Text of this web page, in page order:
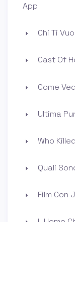
App
Chi Ti
Cast Of
Come
Ultima
Who
Quali
Film Con
L Uomo